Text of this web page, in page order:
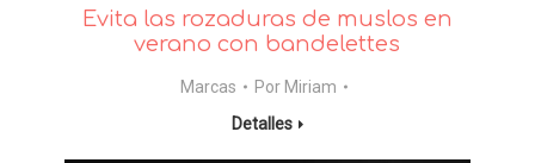
Evita las rozaduras de muslos en
verano con bandelettes
Marcas Por Miriam
Detalles